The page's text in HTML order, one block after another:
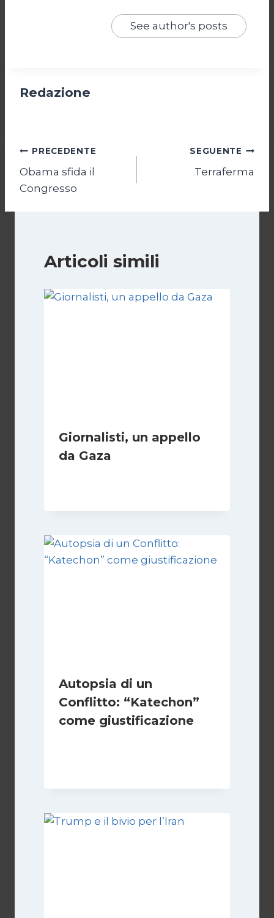
See author's posts
Redazione
Navigazione
articoli
PRECEDENTE
Obama sfida il
Congresso
SEGUENTE
Terraferma
Articoli simili
Giornalisti, un appello
da Gaza
Autopsia di un
Conflitto: “Katechon”
come giustificazione